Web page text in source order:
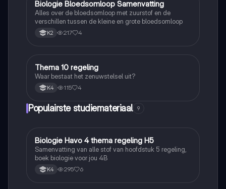
Biologie
Biologie Bloedsomloop Samenvatting
Alles over de bloedsomloop met zuurstof en de
verschillen tussen de kleine en grote bloedsomloop
K2 217 4
Biologie
Thema 10 regeling
Waar bestaat het zenuwstelsel uit?
K4 115 4
Populairste studiemateriaal 9
Biologie
Biologie Havo 4 thema regeling H5
Samenvatting van alle stof van hoofdstuk 5 regeling,
boek biologie voor jou 4B
K4 295 6